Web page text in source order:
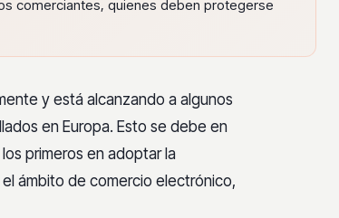
comerciantes, quienes deben protegerse
y está alcanzando a algunos
en Europa. Esto se debe en
primeros en adoptar la
ámbito de comercio electrónico,